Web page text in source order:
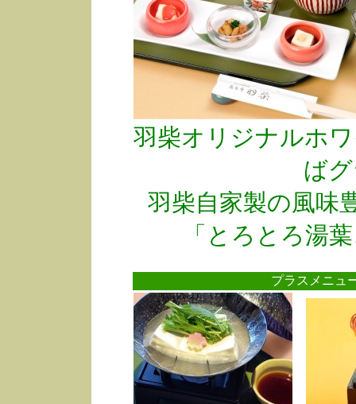
羽柴オリジナルホ
ば
羽柴自家製の風味
「とろとろ湯
プラスメニ